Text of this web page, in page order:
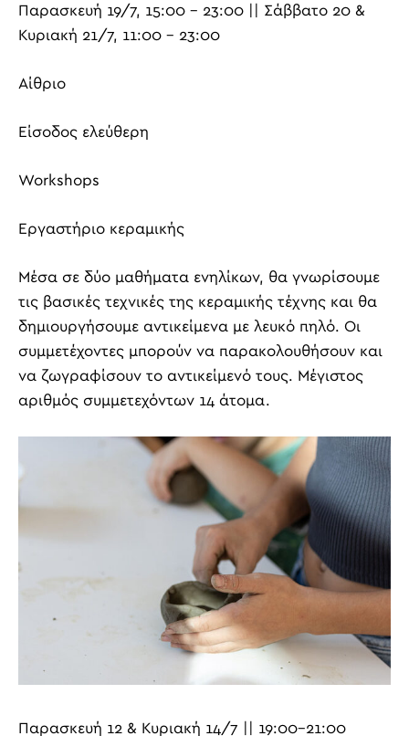
Παρασκευή 19/7, 15:00 – 23:00 || Σάββατο 20 &
Κυριακή 21/7, 11:00 – 23:00
Αίθριο
Είσοδος ελεύθερη
Workshops
Εργαστήριο κεραμικής
Μέσα σε δύο μαθήματα ενηλίκων, θα γνωρίσουμε
τις βασικές τεχνικές της κεραμικής τέχνης και θα
δημιουργήσουμε αντικείμενα με λευκό πηλό. Οι
συμμετέχοντες μπορούν να παρακολουθήσουν και
να ζωγραφίσουν το αντικείμενό τους. Μέγιστος
αριθμός συμμετεχόντων 14 άτομα.
Παρασκευή 12 & Κυριακή 14/7 || 19:00-21:00